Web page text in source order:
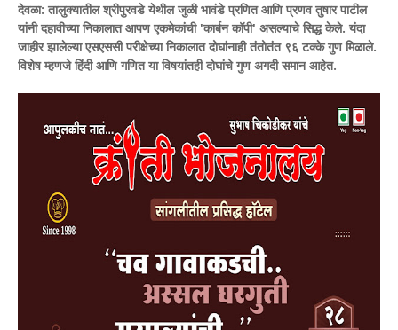
देवळा: तालुक्यातील श्रीपुरवडे येथील जुळी भावंडे प्रणित आणि प्रणव तुषार पाटील
यांनी दहावीच्या निकालात आपण एकमेकांची 'कार्बन कॉपी' असल्याचे सिद्ध केले. यंदा
जाहीर झालेल्या एसएससी परीक्षेच्या निकालात दोघांनाही तंतोतंत ९६ टक्के गुण मिळाले.
विशेष म्हणजे हिंदी आणि गणित या विषयांतही दोघांचे गुण अगदी समान आहेत.